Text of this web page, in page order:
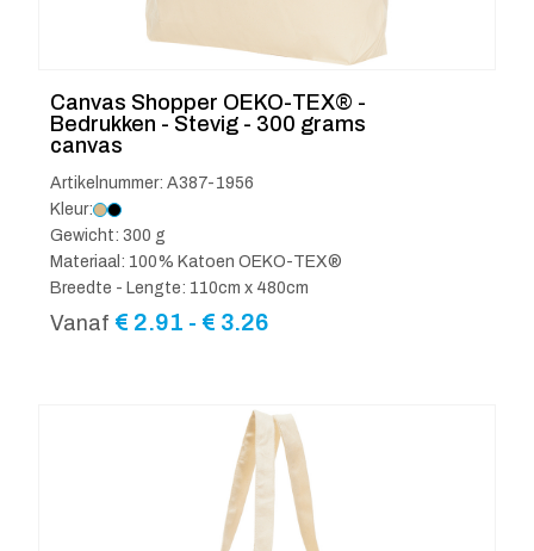
Canvas Shopper OEKO-TEX® -
Bedrukken - Stevig - 300 grams
canvas
Artikelnummer: A387-1956
Kleur:
Gewicht: 300 g
Materiaal: 100% Katoen OEKO-TEX®
Breedte - Lengte: 110cm x 480cm
Vanaf € 2.91 - € 3.26Prijsklasse: